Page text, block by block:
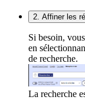
2. Affiner les
Si besoin,
en
de recherche.
La recherche